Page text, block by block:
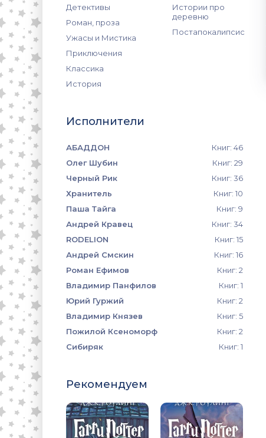
Детективы
Роман, проза
Ужасы и Мистика
Приключения
Классика
История
Истории про
деревню
Постапокалипсис
Исполнители
АБАДДОН
Книг: 46
Олег Шубин
Книг: 29
Черный Рик
Книг: 36
Хранитель
Книг: 10
Паша Тайга
Книг: 9
Андрей Кравец
Книг: 34
RODELION
Книг: 15
Андрей Смскин
Книг: 16
Роман Ефимов
Книг: 2
Владимир Панфилов
Книг: 1
Юрий Гуржий
Книг: 2
Владимир Князев
Книг: 5
Пожилой Ксеноморф
Книг: 2
Сибиряк
Книг: 1
Рекомендуем